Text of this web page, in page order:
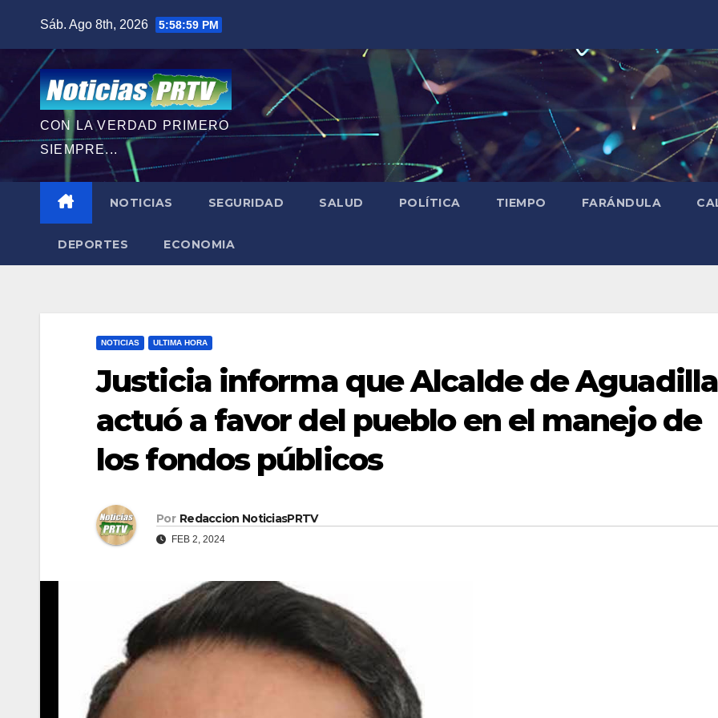
contenido
Sáb. Ago 8th, 2026 5:59:00 PM
CON LA VERDAD PRIMERO
SIEMPRE...
NOTICIAS SEGURIDAD SALUD POLÍTICA TIEMPO FARÁNDULA
DEPORTES ECONOMIA
NOTICIAS ULTIMA HORA
Justicia informa que Alcalde de Aguadilla
actuó a favor del pueblo en el manejo de
los fondos públicos
Por Redaccion NoticiasPRTV
FEB 2, 2024